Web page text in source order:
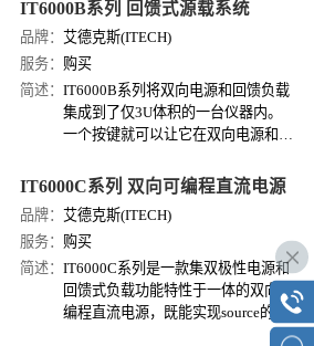
电流功率的测试需求。独立的多通道
设计，用户可依据待测物的测试需求
数量与规格任意配置每一个通道，满
足客制化需求。
IT6000B系列 回馈式源载系统
品牌：艾德克斯(ITECH)
服务： 购买
简述：IT6000B系列将双向电源和回馈负载
集成到了仅3U体积的一台仪器内。
一个按键就可以让它在双向电源和回
一台独立的功能强大的双向电源使
IT6000C系列 双向可编程直流电源
品牌：艾德克斯(ITECH)
服务： 购买
简述：IT6000C系列是一款集双极性电源和
回馈式负载功能特性于一体的双向可
编程直流电源，既能实现source的功
能，提供功率；又具备sink能力，不